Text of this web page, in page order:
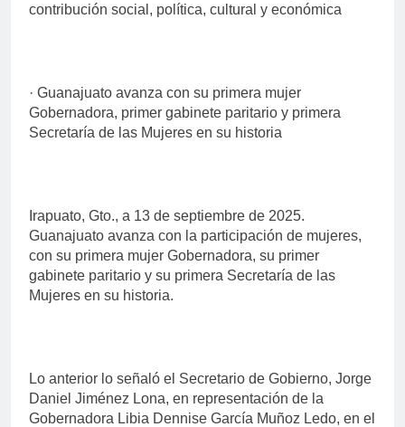
contribución social, política, cultural y económica
· Guanajuato avanza con su primera mujer
Gobernadora, primer gabinete paritario y primera
Secretaría de las Mujeres en su historia
Irapuato, Gto., a 13 de septiembre de 2025.
Guanajuato avanza con la participación de mujeres,
con su primera mujer Gobernadora, su primer
gabinete paritario y su primera Secretaría de las
Mujeres en su historia.
Lo anterior lo señaló el Secretario de Gobierno, Jorge
Daniel Jiménez Lona, en representación de la
Gobernadora Libia Dennise García Muñoz Ledo, en el